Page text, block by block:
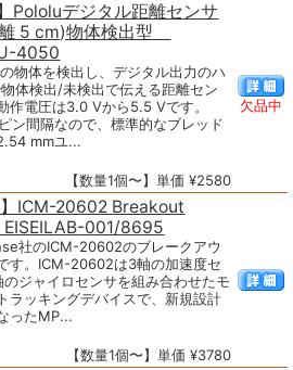
Pololuデジタル距離センサ
5 cm)物体検出型
4050
物体を検出し、デジタル出力のハ
体検出/未検出で伝える距離セン
作電圧は3.0 Vから5.5 Vです。
ン間隔なので、標準的なブレッド
mmユ...
【数量1個〜】単価 ¥2580
欠品中
】ICM-20602 Breakout
001/8695
社のICM-20602のブレークアウ
す。ICM-20602は3軸の加速度セ
のジャイロセンサを組み合わせたモ
ラッキングデバイスで、新規設計
ったMP...
【数量1個〜】単価 ¥3780